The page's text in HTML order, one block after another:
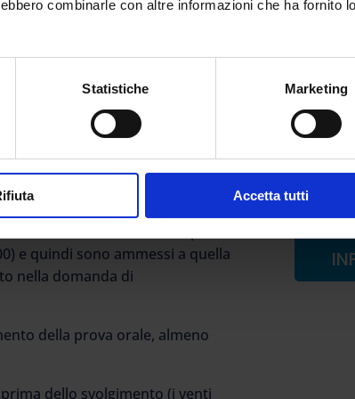
combinarle con altre informazioni che ha fornito
Statistiche Marketing
Accetta tutti
coloro i quali rientreranno nel
alla prova scritta e alla prova
stesso mese. Qui il
2021, ai candidati, che superano
e quindi sono ammessi a quella
nella domanda di
della prova orale, almeno
dello svolgimento (i venti
ART.6
IL